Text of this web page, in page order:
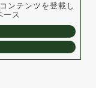
ンテンツを登載し
ース